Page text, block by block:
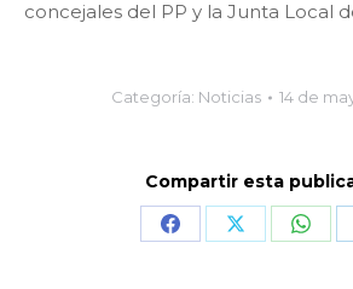
concejales del PP y la Junta Local
Categoría: Noticias 14 de
Compartir esta
Share Share